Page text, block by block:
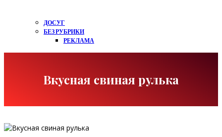
ДОСУГ
БЕЗ РУБРИКИ
РЕКЛАМА
Вкусная свиная рулька